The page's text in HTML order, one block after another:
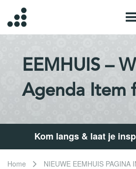
EEMHUIS –
Agenda Item
Kom langs & laat je
Home
NIEUWE EEMHUIS PAGINA